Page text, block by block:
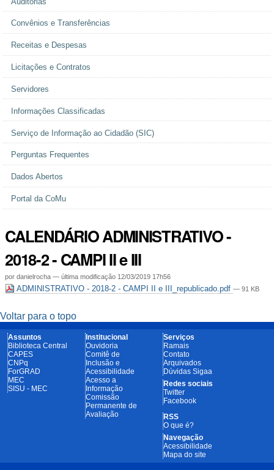
Convênios e Transferências
Receitas e Despesas
Licitações e Contratos
Servidores
Informações Classificadas
Serviço de Informação ao Cidadão (SIC)
Perguntas Frequentes
Dados Abertos
Portal da CoMu
CALENDÁRIO ADMINISTRATIVO -
2018-2 - CAMPI II e III
pordanielrocha —última modificação 12/03/2019 17h56
ADMINISTRATIVO - 2018-2 - CAMPI II e III_republicado.pdf— 91 KB
Voltar para o topo
Assuntos
Biblioteca Central
CAPES
CNPq
ForGRAD
MEC
SISU - MEC
Institucional
Ouvidoria
Comitê de
Inclusão e
Acessibilidade
Acesso a
Informação
Comissão
Permanente de
Avaliação
Serviços
Ramais
Contato
Arquivados
Dúvidas Sigaa
Redes sociais
Twitter
Facebook
RSS
O que é?
Navegação
Acessibilidade
Mapa do site